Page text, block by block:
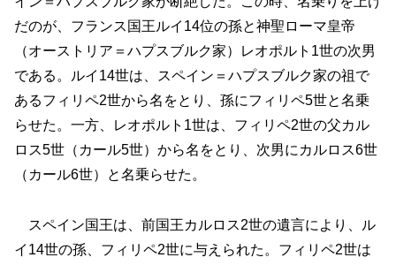
だのが、フランス国王ルイ14位の孫と神聖ローマ皇帝
（オーストリア＝ハプスブルク家）レオポルト1世の次男
である。ルイ14世は、スペイン＝ハプスブルク家の祖で
あるフィリペ2世から名をとり、孫にフィリペ5世と名乗
らせた。一方、レオポルト1世は、フィリペ2世の父カル
ロス5世（カール5世）から名をとり、次男にカルロス6世
（カール6世）と名乗らせた。
スペイン国王は、前国王カルロス2世の遺言により、ル
イ14世の孫、フィリペ2世に与えられた。フィリペ2世は